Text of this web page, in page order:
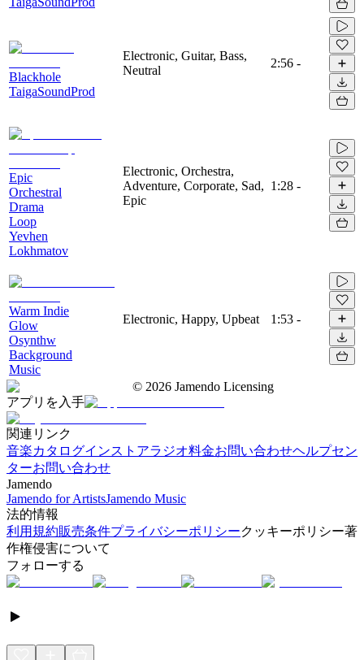
Blackhole
TaigaSoundProd
Electronic, Guitar, Bass,
Neutral
2:56 -
Epic
Orchestral
Drama
Loop
Yevhen
Lokhmatov
Electronic, Orchestra,
Adventure, Corporate, Sad,
Epic
1:28 -
Warm Indie
Glow
Osynthw
Background
Music
Electronic, Happy, Upbeat 1:53 -
© 2026 Jamendo Licensing
アプリを入手
関連リンク
音楽カタログインストアラジオ料金お問い合わせヘルプセン
ターお問い合わせ
Jamendo
Jamendo for ArtistsJamendo Music
法的情報
利用規約販売条件プライバシーポリシークッキーポリシー著
作権侵害について
フォローする